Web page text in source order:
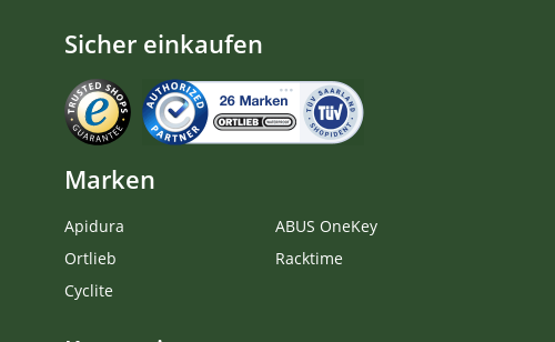
Sicher einkaufen
Marken
Apidura
Ortlieb
Cyclite
ABUS OneKey
Racktime